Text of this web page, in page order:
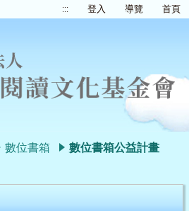
::: 登入 導覽 首頁
數位書箱 數位書箱公益計畫